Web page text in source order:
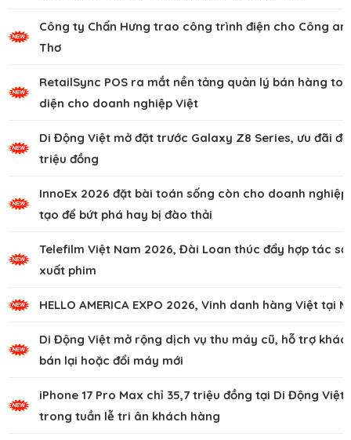
Công ty Chấn Hưng trao công trình điện cho Công an
Thơ
RetailSync POS ra mắt nền tảng quản lý bán hàng
diện cho doanh nghiệp Việt
Di Động Việt mở đặt trước Galaxy Z8 Series, ưu đãi
triệu đồng
InnoEx 2026 đặt bài toán sống còn cho doanh
tạo để bứt phá hay bị đào thải
Telefilm Việt Nam 2026, Đài Loan thúc đẩy hợp tác
xuất phim
HELLO AMERICA EXPO 2026, Vinh danh hàng Việt tại
Di Động Việt mở rộng dịch vụ thu máy cũ, hỗ trợ
bán lại hoặc đổi máy mới
iPhone 17 Pro Max chỉ 35,7 triệu đồng tại Di Động Việt
trong tuần lễ tri ân khách hàng